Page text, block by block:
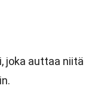
joka auttaa niitä